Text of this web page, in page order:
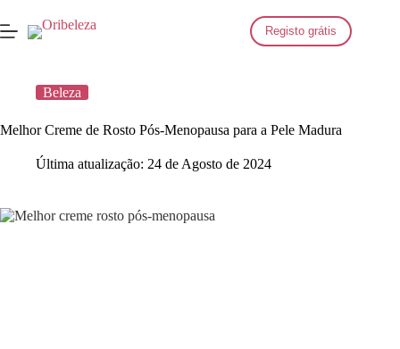
para
o
Registo grátis
Beleza
Melhor Creme de Rosto Pós-Menopausa para a Pele Madura
Última atualização: 24 de Agosto de 2024